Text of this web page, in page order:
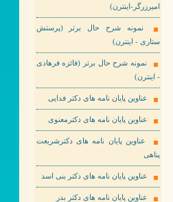
امیرزرگر-اینترن)
نمونه شرح حال برتر (پرستش
ستاری - اینترن)
نمونه شرح حال برتر (فائزه فرهادی
- اینترن)
عناوین پایان نامه های دکتر فدایی
عناوین پایان نامه های دکترمعنوی
عناوین پایان نامه های دکترشریعت
پناهی
عناوین پایان نامه های دکتر بنی اسد
عناوین پایان نامه های دکتر بدر